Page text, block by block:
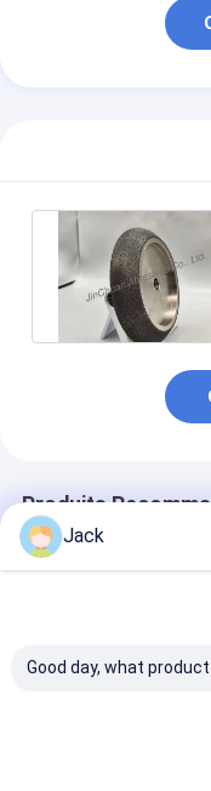
Produits
Jack
Good day, what